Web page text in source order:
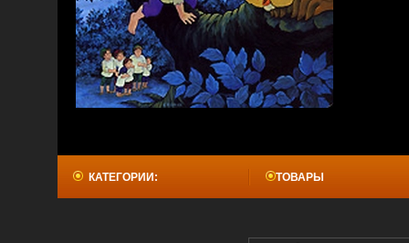
КАТЕГОРИИ: ТОВАРЫ